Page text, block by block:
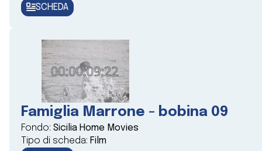
SCHEDA
Famiglia Marrone - bobina 09
Fondo: Sicilia Home Movies
Tipo di scheda: Film